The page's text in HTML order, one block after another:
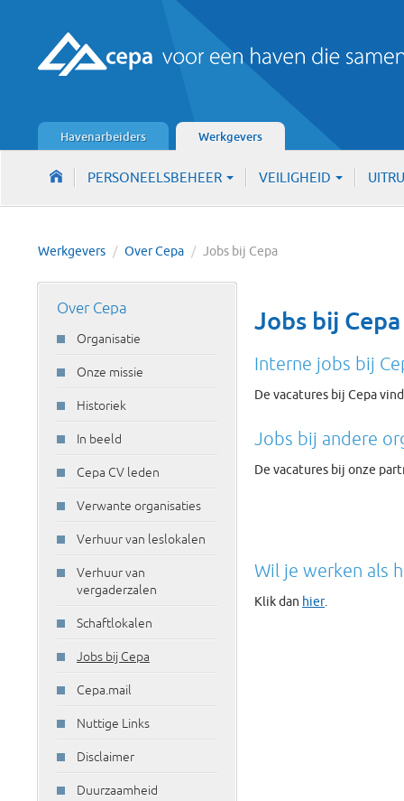
Havenarbeiders Werkgevers
PERSONEELSBEHEER VEILIGHEID
Werkgevers / Over Cepa / Jobs bij Cepa
Over Cepa
Organisatie
Onze missie
Historiek
In beeld
Cepa CV leden
Verwante organisaties
Verhuur van leslokalen
Verhuur van
vergaderzalen
Schaftlokalen
Jobs bij Cepa
Cepa.mail
Nuttige Links
Disclaimer
Duurzaamheid
Jobs bij Cepa
Interne jobs bij
De vacatures bij Cepa
Jobs bij andere
De vacatures bij onze
Wil je werken als
Klik dan hier.